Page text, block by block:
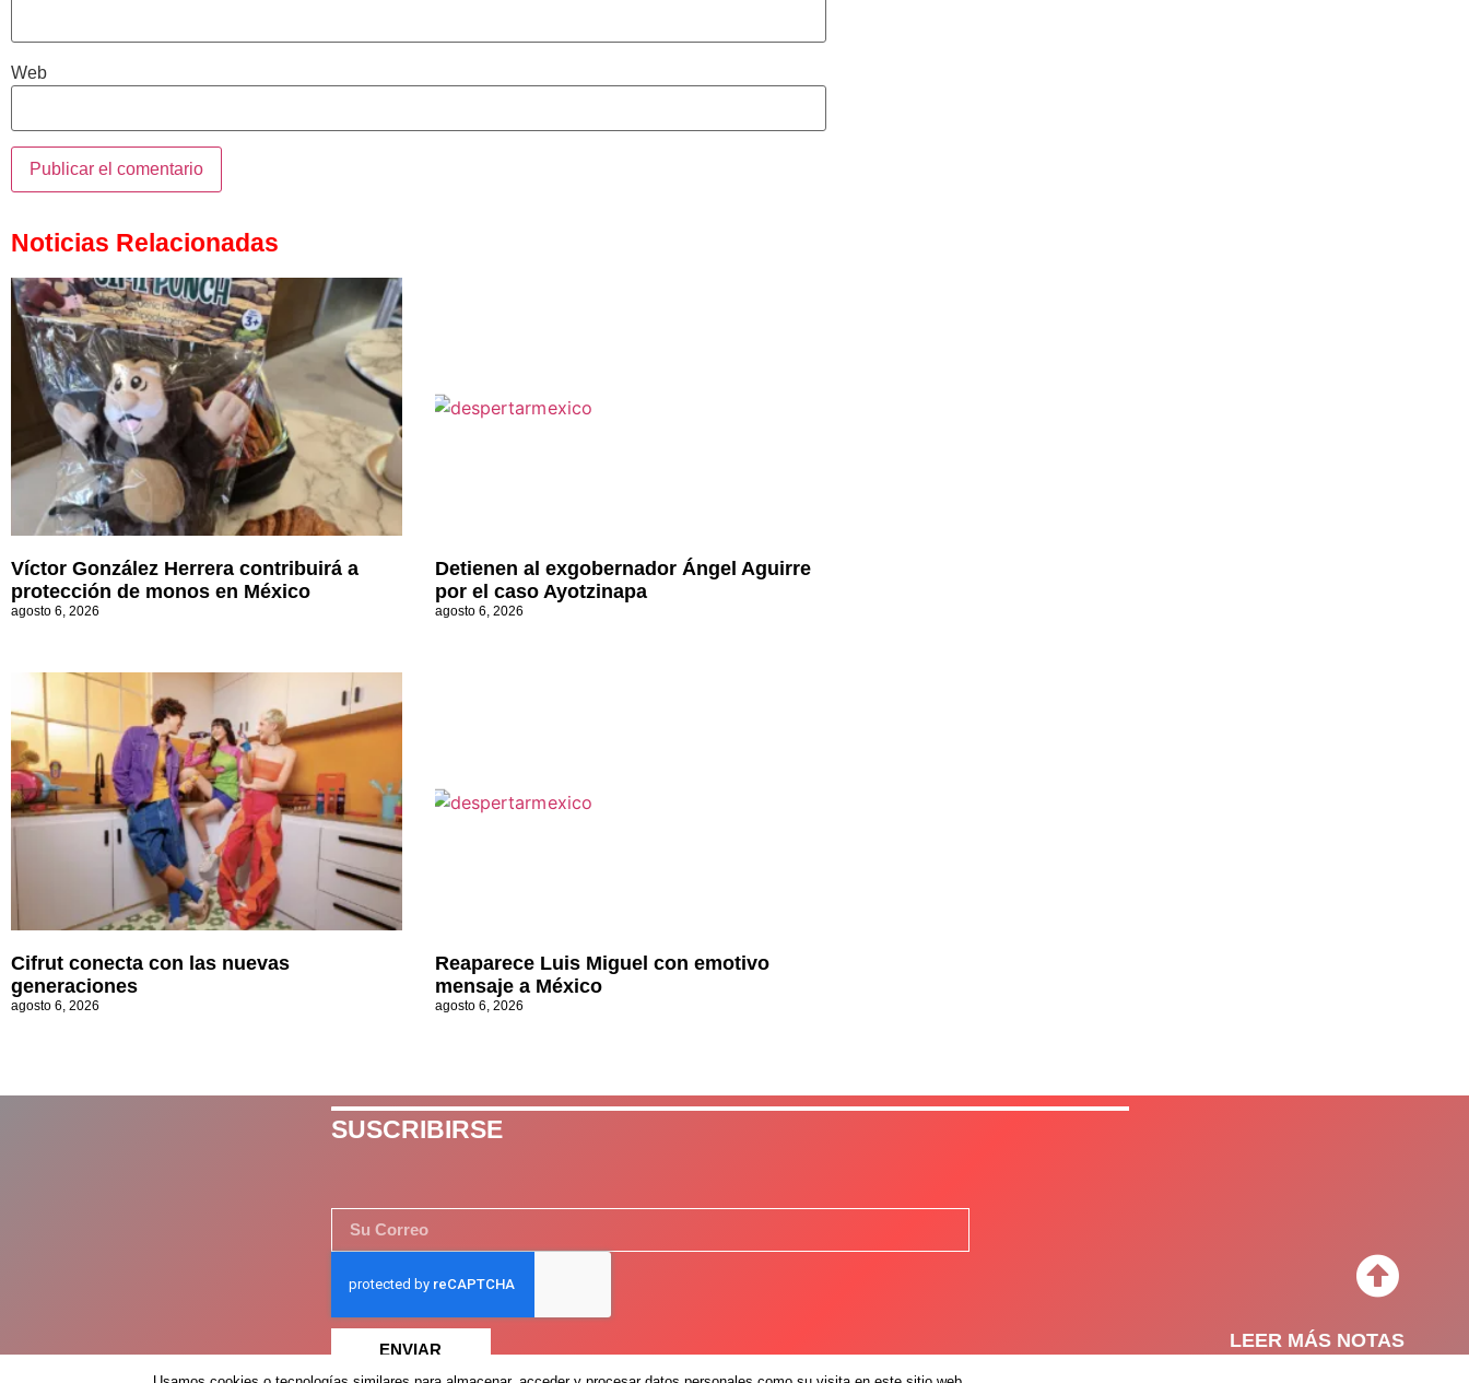
Web
Noticias Relacionadas
Víctor González Herrera contribuirá a
protección de monos en México
agosto 6, 2026
Detienen al exgobernador Ángel Aguirre
por el caso Ayotzinapa
agosto 6, 2026
Cifrut conecta con las nuevas
generaciones
agosto 6, 2026
Reaparece Luis Miguel con emotivo
mensaje a México
agosto 6, 2026
SUSCRIBIRSE
ENVIAR LEER MÁS NOTAS